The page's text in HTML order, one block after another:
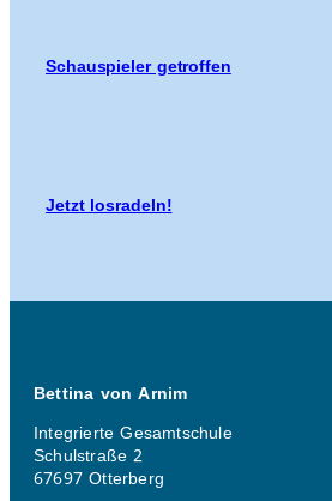
Schauspieler getroffen
Jetzt losradeln!
Bettina von Arnim
Integrierte Gesamtschule
Schulstraße 2
67697 Otterberg